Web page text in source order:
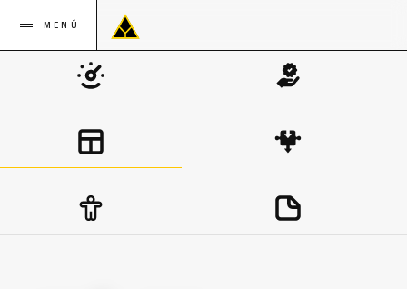
MENÚ